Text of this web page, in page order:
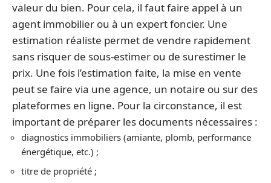
valeur du bien. Pour cela, il faut faire appel à un
agent immobilier ou à un expert foncier. Une
estimation réaliste permet de vendre rapidement
sans risquer de sous-estimer ou de surestimer le
prix. Une fois l’estimation faite, la mise en vente
peut se faire via une agence, un notaire ou sur des
plateformes en ligne. Pour la circonstance, il est
important de préparer les documents nécessaires :
diagnostics immobiliers (amiante, plomb, performance
énergétique, etc.) ;
titre de propriété ;